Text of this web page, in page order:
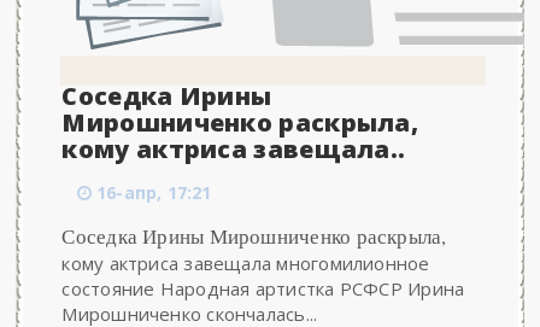
Соседка Ирины
Мирошниченко раскрыла,
кому актриса завещала..
16-апр, 17:21
Соседка Ирины Мирошниченко раскрыла,
кому актриса завещала многомилионное
состояние Народная артистка РСФСР Ирина
Мирошниченко скончалась...